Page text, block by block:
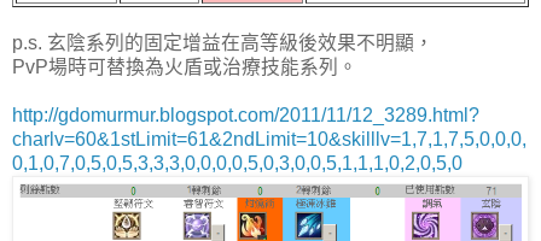
p.s. 玄陰系列的固定增益在高等級後效果不明顯，
PvP場時可替換為火盾或治療技能系列。
http://gdomurmur.blogspot.com/2011/11/12_3289.html?
charlv=60&1stLimit=61&2ndLimit=10&skilllv=1,7,1,7,5,0,0,0,
0,1,0,7,0,5,0,5,3,3,3,0,0,0,0,5,0,3,0,0,5,1,1,1,0,2,0,5,0